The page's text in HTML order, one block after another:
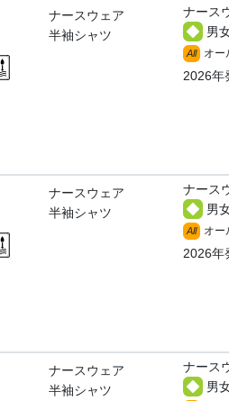
ナースウェア
半袖シャツ
ナース
男
All オー
2026年
ナースウェア
半袖シャツ
ナース
男
All オー
2026年
ナースウェア
半袖シャツ
ナース
男